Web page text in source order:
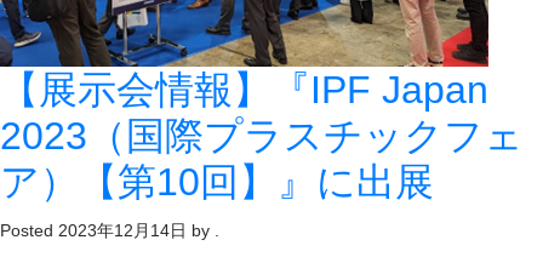
【展示会情報】『IPF Japan
2023（国際プラスチックフェ
ア）【第10回】』に出展
Posted 2023年12月14日 by .